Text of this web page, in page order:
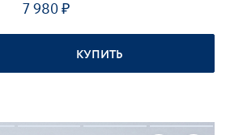
7 980
КУПИТЬ